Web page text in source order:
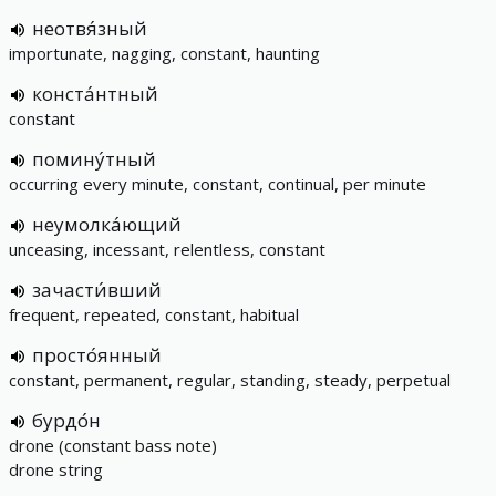
неотвя́зный
importunate, nagging, constant, haunting
конста́нтный
constant
помину́тный
occurring every minute, constant, continual, per minute
неумолка́ющий
unceasing, incessant, relentless, constant
зачасти́вший
frequent, repeated, constant, habitual
просто́янный
constant, permanent, regular, standing, steady, perpetual
бурдо́н
drone (constant bass note)
drone string